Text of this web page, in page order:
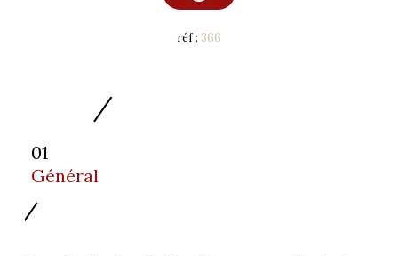
réf : 366
01
Général